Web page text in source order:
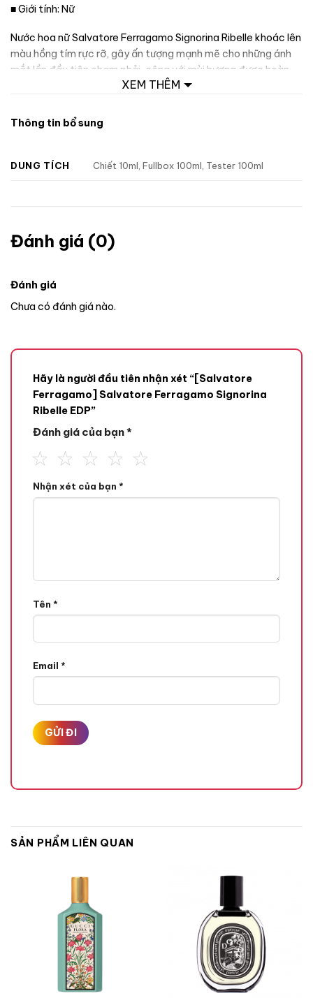
■ Giới tính: Nữ
Nước hoa nữ Salvatore Ferragamo Signorina Ribelle khoác lên
màu hồng tím rực rỡ, gây ấn tượng mạnh mẽ cho những ánh
mắt lần đầu tiên chạm phải, cộng với mùi hương được hoàn
thiện kỹ lưỡng, chắc chắn Signorina Ribelle sẽ là cô bạn thích
Mùi hương
Hương Đầu
Hoa Cam Neroli,
XEM THÊM
Thông tin bổ sung
DUNG TÍCH Chiết 10ml, Fullbox 100ml, Tester 100ml
Đánh giá (0)
Đánh giá
Chưa có đánh giá nào.
Hãy là người đầu tiên nhận xét “[Salvatore
Ferragamo] Salvatore Ferragamo Signorina
Ribelle EDP”
Đánh giá của bạn*
Nhận xét của bạn *
Tên *
Email *
SẢN PHẨM LIÊN QUAN